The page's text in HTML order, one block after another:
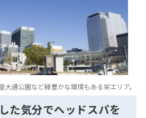
大通公園など緑豊かな環境もある栄エリア。
た気分でヘッドスパを